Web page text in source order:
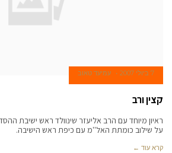
7 ביולי 2007 עמיעד טאוב
קצין ורב
ראיון מיוחד עם הרב אליעזר שינוולד ראש ישיבת
על שילוב כומתת האל''מ עם כיפת ראש הישיבה.
קרא עוד ←